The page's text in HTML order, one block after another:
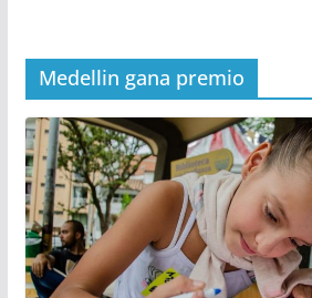
Medellin gana premio